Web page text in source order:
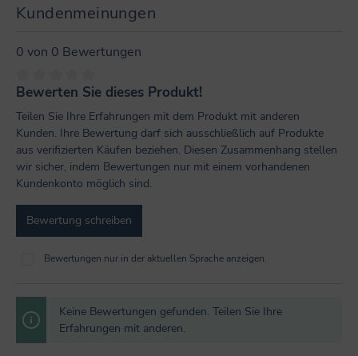
Kundenmeinungen
0 von 0 Bewertungen
Durchschnittliche Bewertung von 0 von 5 Sternen
Bewerten Sie dieses Produkt!
Teilen Sie Ihre Erfahrungen mit dem Produkt mit anderen
Kunden. Ihre Bewertung darf sich ausschließlich auf Produkte
aus verifizierten Käufen beziehen. Diesen Zusammenhang stellen
wir sicher, indem Bewertungen nur mit einem vorhandenen
Kundenkonto möglich sind.
Bewertung schreiben
Bewertungen nur in der aktuellen Sprache anzeigen.
Keine Bewertungen gefunden. Teilen Sie Ihre
Erfahrungen mit anderen.